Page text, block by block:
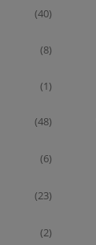
(40)
(8)
(1)
(48)
(6)
(23)
(2)